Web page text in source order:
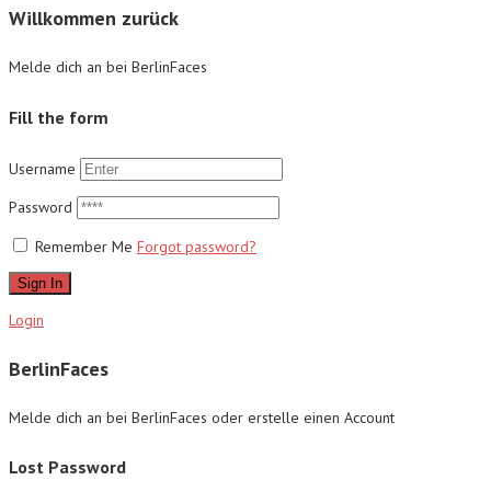
Willkommen zurück
Melde dich an bei BerlinFaces
Fill the form
Username
Password
Remember Me Forgot password?
Sign In
Login
BerlinFaces
Melde dich an bei BerlinFaces oder erstelle einen Account
Lost Password